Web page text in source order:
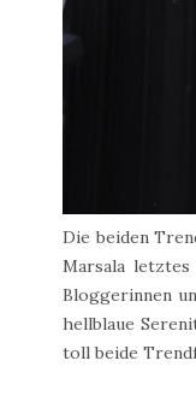
Die beiden
Marsala
Bloggerinnen
hellblaue
toll beide